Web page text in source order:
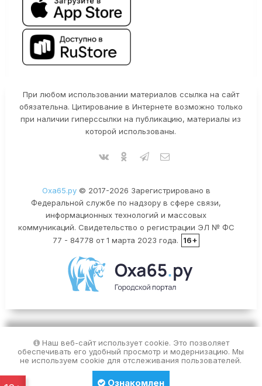
При любом использовании материалов ссылка на сайт
обязательна. Цитирование в Интернете возможно только
при наличии гиперссылки на публикацию, материалы из
которой использованы.
Оха65.ру© 2017-2026 Зарегистрировано в
Федеральной службе по надзору в сфере связи,
информационных технологий и массовых
коммуникаций. Свидетельство о регистрации ЭЛ № ФС
77 - 84778 от 1 марта 2023 года.
16+
Наш веб-сайт использует cookie. Это позволяет
обеспечивать его удобный просмотр и модернизацию. Мы
не используем cookie для отслеживания пользователей.
Ознакомлен